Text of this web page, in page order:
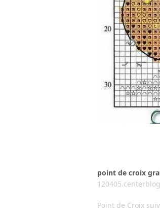
point de croix
Point de Croix